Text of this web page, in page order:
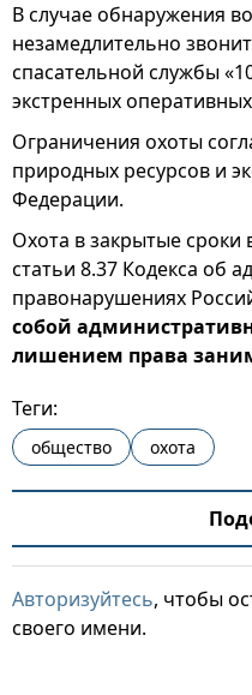
В случае обнаружения
незамедлительно
спасательной службы
экстренных
Ограничения охоты
природных ресурсов и
Федерации.
Охота в закрытые сроки
статьи 8.37 Кодекса об
правонарушениях
собой
лишением права
Теги:
общество охота
Авторизуйтесь, чтобы
своего имени.